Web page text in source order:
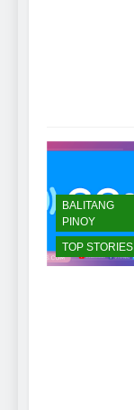
BALITANG
PINOY
TOP STORIES